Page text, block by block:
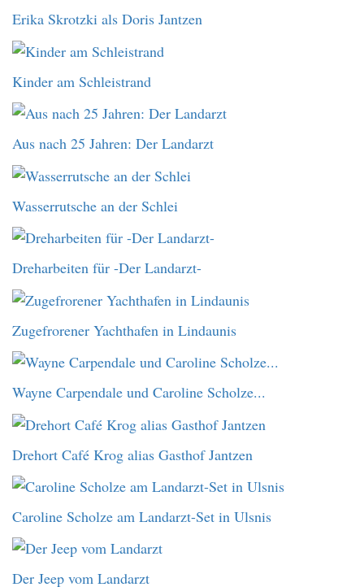
Erika Skrotzki als Doris Jantzen
Kinder am Schleistrand
Aus nach 25 Jahren: Der Landarzt
Wasserrutsche an der Schlei
Dreharbeiten für -Der Landarzt-
Zugefrorener Yachthafen in Lindaunis
Wayne Carpendale und Caroline Scholze...
Drehort Café Krog alias Gasthof Jantzen
Caroline Scholze am Landarzt-Set in Ulsnis
Der Jeep vom Landarzt